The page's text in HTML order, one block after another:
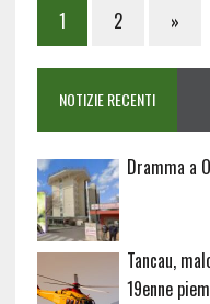
1 2 »
NOTIZIE RECENTI
Dramma a
Tancau,
19enne